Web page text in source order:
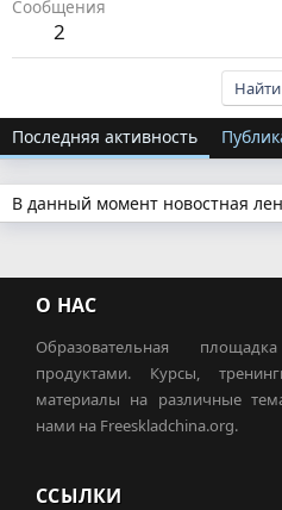
Сообщения
2
Найти
Последняя активность
В данный момент новостная
О НАС
Образовательная
продуктами. Курсы,
материалы на различные
нами на Freeskladchina.org.
ССЫЛКИ